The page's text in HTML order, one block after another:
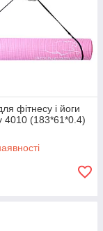
фітнесу і йоги
4010 (183*61*0.4)